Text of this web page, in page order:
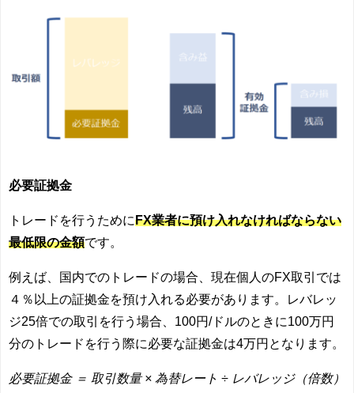
必要証拠金
トレードを行うためにFX業者に預け入れなければならない
最低限の金額です。
例えば、国内でのトレードの場合、現在個人のFX取引では
４％以上の証拠金を預け入れる必要があります。レバレッ
ジ25倍での取引を行う場合、100円/ドルのときに100万円
分のトレードを行う際に必要な証拠金は4万円となります。
必要証拠金 ＝ 取引数量 × 為替レート ÷ レバレッジ（倍数）